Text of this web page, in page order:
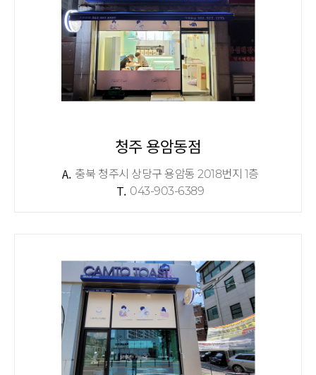
청주 용암동점
A. 충북 청주시 상당구 용암동 2018번지 1층
T. 043-903-6389